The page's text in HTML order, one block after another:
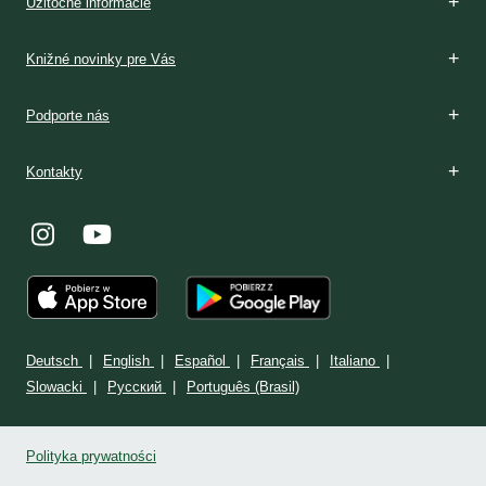
Knižné novinky pre Vás
Podporte nás
Kontakty
Deutsch English Español Français
Italiano
Slowacki
Ρусский Português (Brasil)
Polityka prywatności